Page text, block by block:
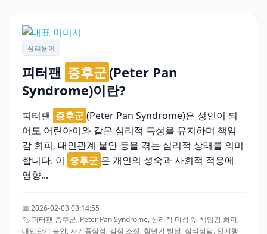
심리용어
피터팬 증후군(Peter Pan
Syndrome)이란?
피터팬 증후군(Peter Pan Syndrome)은 성인이 되
어도 어린아이와 같은 심리적 특성을 유지하며 책임
감 회피, 대인관계 불안 등을 겪는 심리적 상태를 의미
합니다. 이 증후군 은 개인의 성숙과 사회적 적응에
영향...
📅 2026-02-03 03:14:55
🏷️ 피터팬 증후군, Peter Pan Syndrome, 심리적 미성숙, 책임감 회피,
대인관계 불안, 자기중심성, 감정 조절, 청년기 발달, 심리상담, 인지행